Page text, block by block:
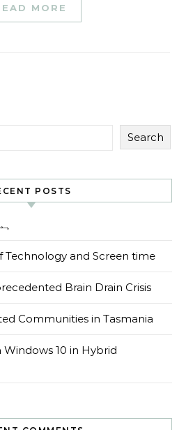
MORE
Search
POSTS
Technology and Screen time
Brain Drain Crisis
Communities in Tasmania
10 in Hybrid